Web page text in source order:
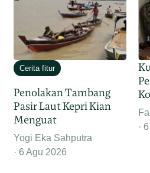
Cerita fitur
Penolakan Tambang
Pasir Laut Kepri Kian
Menguat
Yogi Eka Sahputra
6 Agu 2026